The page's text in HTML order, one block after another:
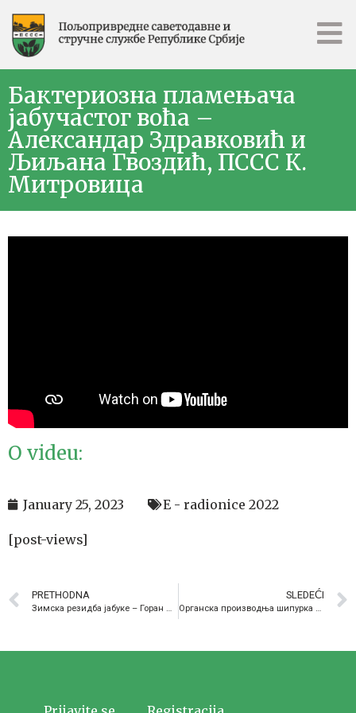
Бактериозна пламењача
јабучастог воћа –
Александар Здравковић и
Љиљана Гвоздић, ПССС К.
Митровица
O videu:
January 25, 2023 E - radionice 2022
[post-views]
PRETHODNA
Зимска резидба јабуке – Горан Ђорђевић, ПССС Смедерево
SLEDEĆI
Органска производња шипурка – Бојан Стевић, ПССС Пожаревац